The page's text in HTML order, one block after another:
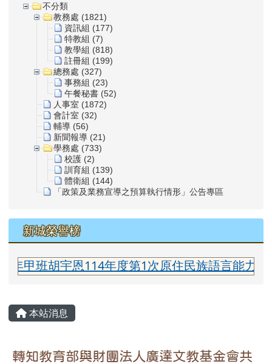
不分類
教務處 (1821)
資訊組 (177)
特教組 (7)
教學組 (818)
註冊組 (199)
總務處 (327)
事務組 (23)
午餐秘書 (52)
人事室 (1872)
會計室 (32)
輔導 (56)
新聞報導 (21)
學務處 (733)
校護 (2)
訓育組 (139)
體衛組 (144)
「政策及業務宣導之預算執行情形」公告專區
新城榮譽榜
胡宇恩114年度第1次原住民族語言能力認證測
主內容區域
本站消息
轉知教育部與財團法人廣達文教基金會共